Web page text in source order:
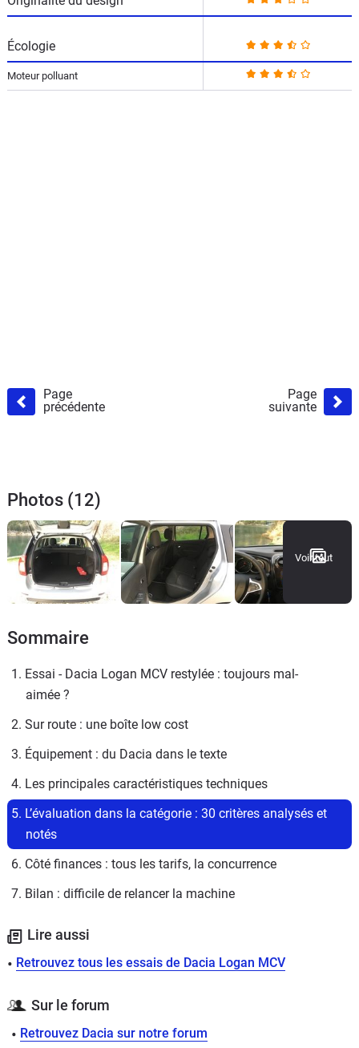
Écologie
Moteur polluant
Page
précédente
Page
suivante
Photos (12)
Voir tout
Sommaire
1. Essai - Dacia Logan MCV restylée : toujours mal-
aimée ?
2. Sur route : une boîte low cost
3. Équipement : du Dacia dans le texte
4. Les principales caractéristiques techniques
5. L’évaluation dans la catégorie : 30 critères analysés et
notés
6. Côté finances : tous les tarifs, la concurrence
7. Bilan : difficile de relancer la machine
Lire aussi
Retrouvez tous les essais de Dacia Logan MCV
Sur le forum
Retrouvez Dacia sur notre forum